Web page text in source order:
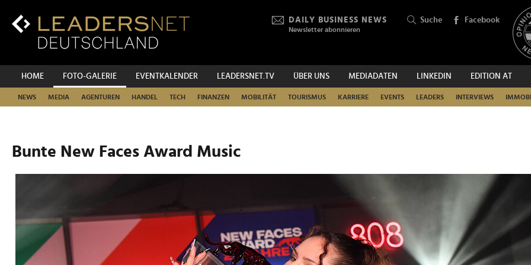
Inhalt
Hauptnavigation
DAILY BUSINESS NEWS
Newsletter abonnieren
Suche Facebook
HOME FOTO-GALERIE EVENTKALENDER LEADERSNET.TV ÜBER UNS MEDIADATEN LINKEDIN EDITION AT
NEWS MEDIA AGENTUREN HANDEL TECH FINANZEN MOBILITÄT TOURISMUS KARRIERE EVENTS LEADERS INTERVIEWS
SUCHEN
Bunte New Faces Award Music